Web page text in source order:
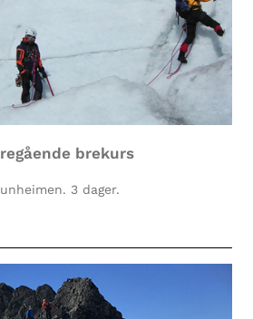
brekurs
3 dager.